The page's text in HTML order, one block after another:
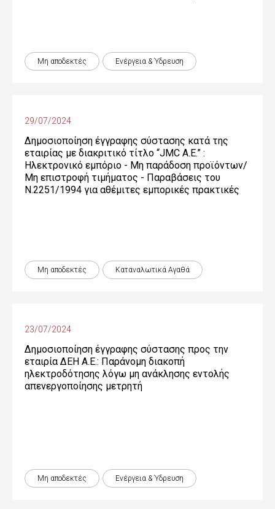
Μη αποδεκτές Ενέργεια & Ύδρευση
29/07/2024
Δημοσιοποίηση έγγραφης σύστασης κατά της
εταιρίας με διακριτικό τίτλο “JMC Α.Ε.” :
Ηλεκτρονικό εμπόριο - Μη παράδοση προϊόντων/
Μη επιστροφή τιμήματος - Παραβάσεις του
Ν.2251/1994 για αθέμιτες εμπορικές πρακτικές
Μη αποδεκτές Καταναλωτικά Αγαθά
23/07/2024
Δημοσιοποίηση έγγραφης σύστασης προς την
εταιρία ΔΕΗ Α.Ε.: Παράνομη διακοπή
ηλεκτροδότησης λόγω μη ανάκλησης εντολής
απενεργοποίησης μετρητή
Μη αποδεκτές Ενέργεια & Ύδρευση